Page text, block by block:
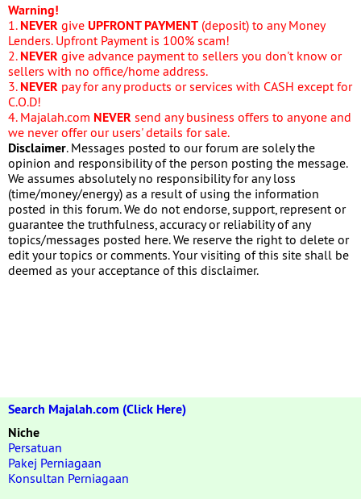
Warning!
1. NEVER give UPFRONT PAYMENT (deposit) to any Money
Lenders. Upfront Payment is 100% scam!
2. NEVER give advance payment to sellers you don't know or
sellers with no office/home address.
3. NEVER pay for any products or services with CASH except for
C.O.D!
4. Majalah.com NEVER send any business offers to anyone and
we never offer our users' details for sale.
Disclaimer. Messages posted to our forum are solely the
opinion and responsibility of the person posting the message.
We assumes absolutely no responsibility for any loss
(time/money/energy) as a result of using the information
posted in this forum. We do not endorse, support, represent or
guarantee the truthfulness, accuracy or reliability of any
topics/messages posted here. We reserve the right to delete or
edit your topics or comments. Your visiting of this site shall be
deemed as your acceptance of this disclaimer.
Search Majalah.com (Click Here)
Niche
Persatuan
Pakej Perniagaan
Konsultan Perniagaan